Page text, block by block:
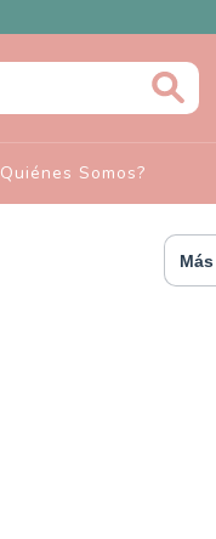
Quiénes Somos?